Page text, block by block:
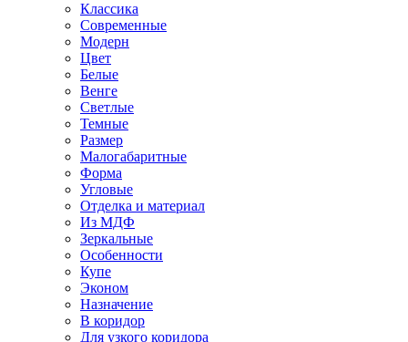
Классика
Современные
Модерн
Цвет
Белые
Венге
Светлые
Темные
Размер
Малогабаритные
Форма
Угловые
Отделка и материал
Из МДФ
Зеркальные
Особенности
Купе
Эконом
Назначение
В коридор
Для узкого коридора